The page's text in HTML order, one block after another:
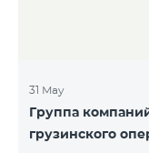
31 May
Группа
грузинского